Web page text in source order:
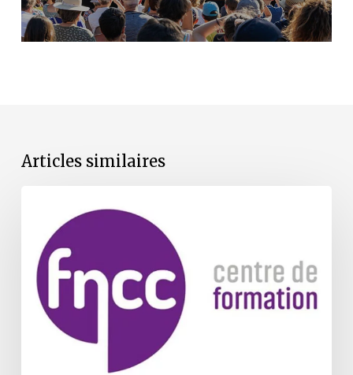
Articles similaires
FNCC
reprennent
septembre